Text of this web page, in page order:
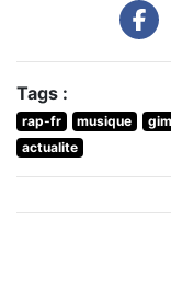
Tags :
rap-fr musique
actualite